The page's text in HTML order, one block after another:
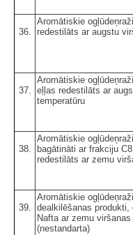
36.
Aromātiskie
redestilāts ar augstu
37.
Aromātiskie
eļļas redestilāts ar
temperatūru
38.
Aromātiskie
bagātināti ar frakciju
redestilāts ar zemu
39.
Aromātiskie
dealkilēšanas
Nafta ar zemu
(nestandarta)